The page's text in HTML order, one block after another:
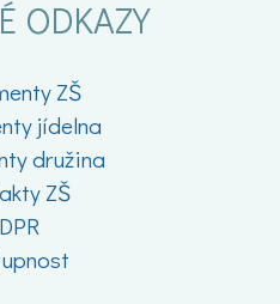
ODKAZY
ZŠ
jídelna
družina
ZŠ